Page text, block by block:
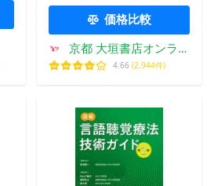
価格比較
京都 大垣書店オンライ
ン
4.66 (2,944件)